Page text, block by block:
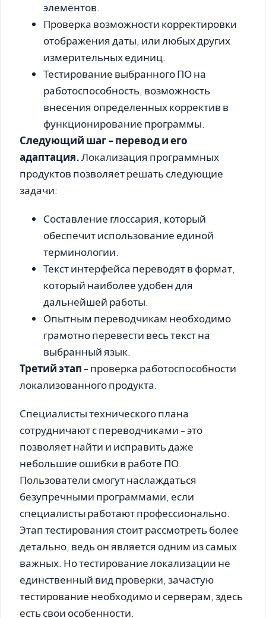
элементов.
Проверка возможности корректировки
отображения даты, или любых других
измерительных единиц.
Тестирование выбранного ПО на
работоспособность, возможность
внесения определенных корректив в
функционирование программы.
Следующий шаг - перевод и его
адаптация.Локализация программных
продуктов позволяет решать следующие
задачи:
Составление глоссария, который
обеспечит использование единой
терминологии.
Текст интерфейса переводят в формат,
который наиболее удобен для
дальнейшей работы.
Опытным переводчикам необходимо
грамотно перевести весь текст на
выбранный язык.
Третий этап - проверка работоспособности
локализованного продукта.
Специалисты технического плана
сотрудничают с переводчиками - это
позволяет найти и исправить даже
небольшие ошибки в работе ПО.
Пользователи смогут наслаждаться
безупречными программами, если
специалисты работают профессионально.
Этап тестирования стоит рассмотреть более
детально, ведь он является одним из самых
важных. Но тестирование локализации не
единственный вид проверки, зачастую
тестирование необходимо и серверам, здесь
есть свои особенности.